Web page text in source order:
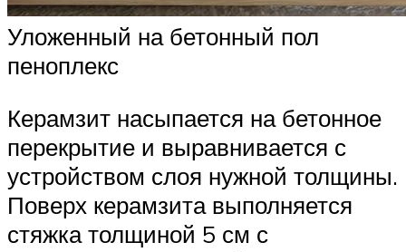
Уложенный на бетонный пол
пеноплекс
Керамзит насыпается на бетонное
перекрытие и выравнивается с
устройством слоя нужной толщины.
Поверх керамзита выполняется
стяжка толщиной 5 см с